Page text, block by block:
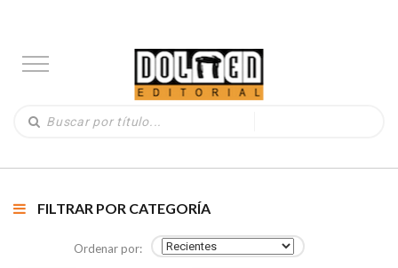
FILTRAR POR CATEGORÍA
Ordenar por: